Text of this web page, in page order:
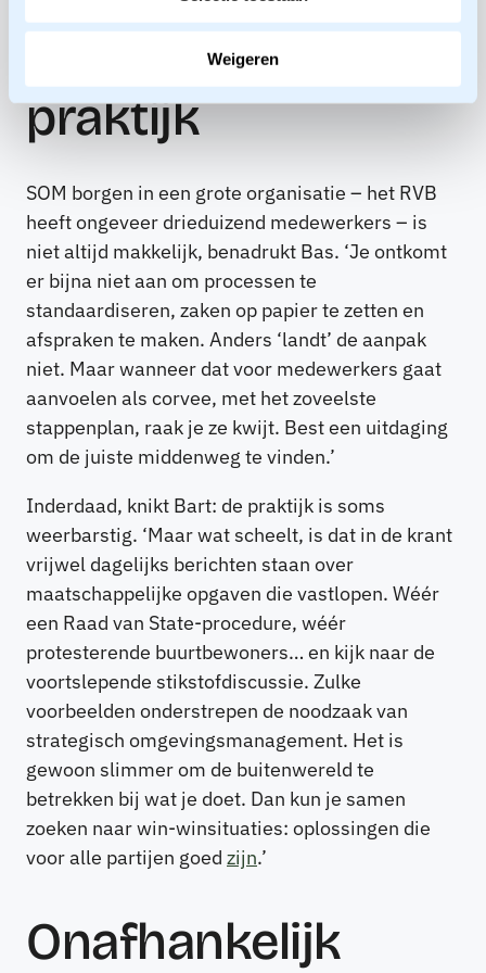
Weigeren
Weerbarstige
praktijk
SOM borgen in een grote organisatie – het RVB
heeft ongeveer drieduizend medewerkers – is
niet altijd makkelijk, benadrukt Bas. ‘Je ontkomt
er bijna niet aan om processen te
standaardiseren, zaken op papier te zetten en
afspraken te maken. Anders ‘landt’ de aanpak
niet. Maar wanneer dat voor medewerkers gaat
aanvoelen als corvee, met het zoveelste
stappenplan, raak je ze kwijt. Best een uitdaging
om de juiste middenweg te vinden.’
Inderdaad, knikt Bart: de praktijk is soms
weerbarstig. ‘Maar wat scheelt, is dat in de krant
vrijwel dagelijks berichten staan over
maatschappelijke opgaven die vastlopen. Wéér
een Raad van State-procedure, wéér
protesterende buurtbewoners… en kijk naar de
voortslepende stikstofdiscussie. Zulke
voorbeelden onderstrepen de noodzaak van
strategisch omgevingsmanagement. Het is
gewoon slimmer om de buitenwereld te
betrekken bij wat je doet. Dan kun je samen
zoeken naar win-winsituaties: oplossingen die
voor alle partijen goed zijn.’
Onafhankelijk